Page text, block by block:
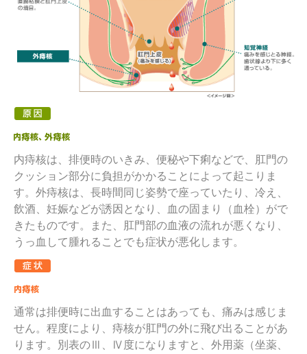
内痔核は、排便時のいきみ、便秘や下痢などで、肛門の
クッション部分に負担がかかることによって起こりま
す。外痔核は、長時間同じ姿勢で座っていたり、冷え、
飲酒、妊娠などが誘因となり、血の固まり（血栓）がで
きたものです。また、肛門部の血液の流れが悪くなり、
うっ血して腫れることでも症状が悪化します。
通常は排便時に出血することはあっても、痛みは感じま
せん。程度により、痔核が肛門の外に飛び出ることがあ
ります。別表のⅢ、Ⅳ度になりますと、外用薬（坐薬、